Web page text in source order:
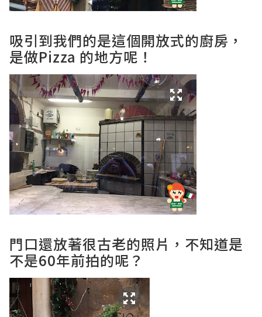
吸引到我們的是這個開放式的廚房，
是做Pizza 的地方呢！
門口還放著很古老的照片，不知道是
不是60年前拍的呢？